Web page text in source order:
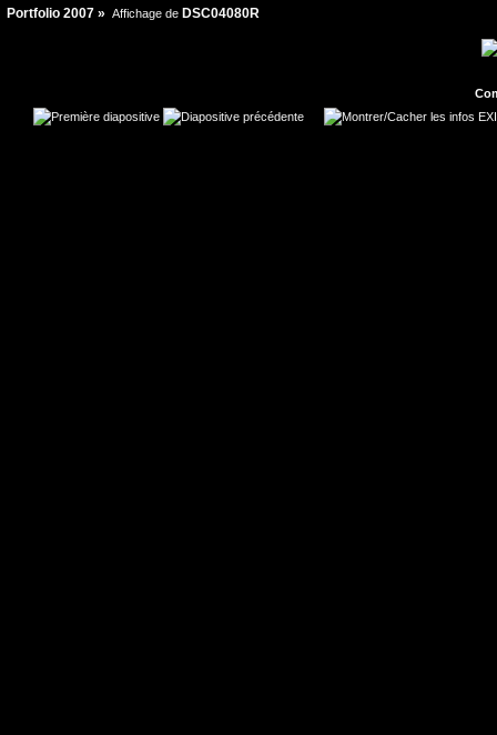
Portfolio 2007 » Affichage de DSC04080R